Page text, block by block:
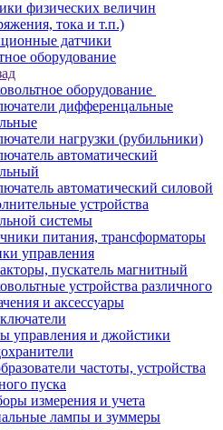
физических величин
тока и т.п.)
датчики
оборудование
оборудование
дифференцальные
нагрузки (рубильники)
автоматический
автоматический силовой
устройства
системы
питания, трансформаторы
управления
пускатель магнитный
устройства различного
и аксессуары
управления и джойстики
частоты, устройства
пуска
измерения и учета
лампы и зуммеры